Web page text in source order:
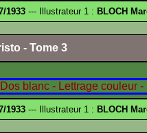
1933 --- Illustrateur 1 : BLOCH
- Tome 3
1933 --- Illustrateur 1 : BLOCH